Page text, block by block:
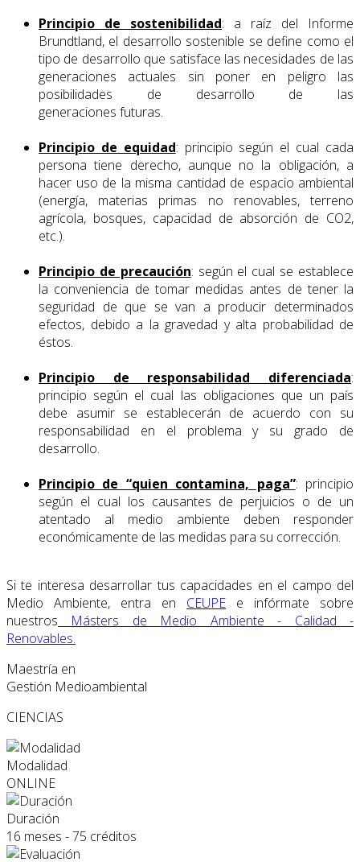
Principio de sostenibilidad: a raíz del Informe
Brundtland, el desarrollo sostenible se define como el
tipo de desarrollo que satisface las necesidades de las
generaciones actuales sin poner en peligro las
posibilidades de desarrollo de las
generaciones futuras.
Principio de equidad: principio según el cual cada
persona tiene derecho, aunque no la obligación, a
hacer uso de la misma cantidad de espacio ambiental
(energía, materias primas no renovables, terreno
agrícola, bosques, capacidad de absorción de CO2,
etc.).
Principio de precaución: según el cual se establece
la conveniencia de tomar medidas antes de tener la
seguridad de que se van a producir determinados
efectos, debido a la gravedad y alta probabilidad de
éstos.
Principio de responsabilidad diferenciada:
principio según el cual las obligaciones que un país
debe asumir se establecerán de acuerdo con su
responsabilidad en el problema y su grado de
desarrollo.
Principio de “quien contamina, paga”: principio
según el cual los causantes de perjuicios o de un
atentado al medio ambiente deben responder
económicamente de las medidas para su corrección.
Si te interesa desarrollar tus capacidades en el campo del
Medio Ambiente, entra en CEUPE e infórmate sobre
nuestros Másters de Medio Ambiente - Calidad -
Renovables.
Maestría en
Gestión Medioambiental
CIENCIAS
Modalidad
ONLINE
Duración
16 meses - 75 créditos